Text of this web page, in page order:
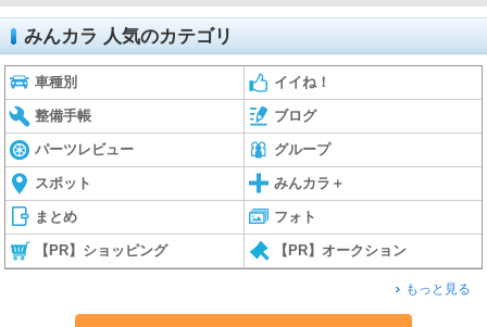
みんカラ 人気のカテゴリ
車種別 イイね！
整備手帳 ブログ
パーツレビュー グループ
スポット みんカラ＋
まとめ フォト
【PR】ショッピング 【PR】オークション
もっと見る